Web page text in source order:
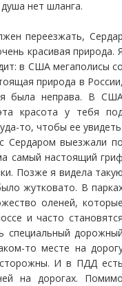
нет шланга.
переезжать,
красивая природа.
в США мегаполисы
природа в
я была неправа. В
красота у тебя
то, чтобы ее
Сердаром выезжали
самый настоящий
Позже я видела
жутковато. В
оленей,
и часто
специальный
то месте на
И в ПДД
на дорогах.